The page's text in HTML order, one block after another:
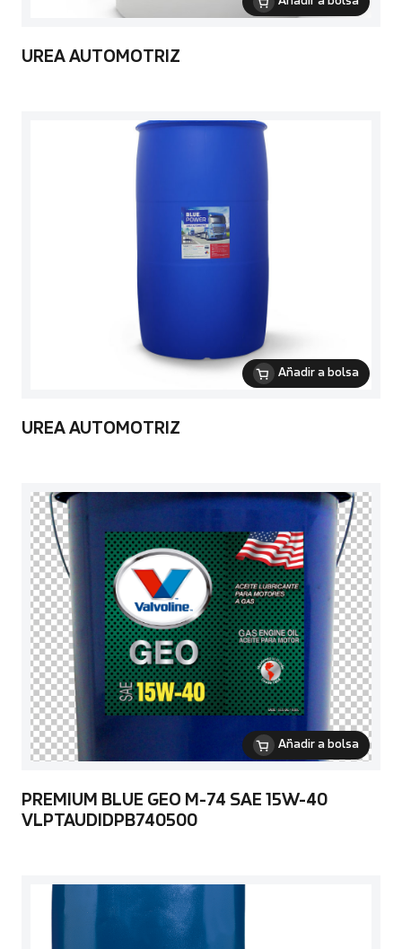
UREA AUTOMOTRIZ
Añadir a bolsa
UREA AUTOMOTRIZ
Añadir a bolsa
PREMIUM BLUE GEO M-74 SAE 15W-40
VLPTAUDIDPB740500